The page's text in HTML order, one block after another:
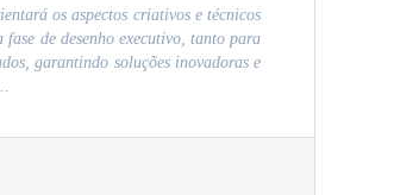
os aspectos criativos e técnicos
de desenho executivo, tanto para
garantindo soluções inovadoras e